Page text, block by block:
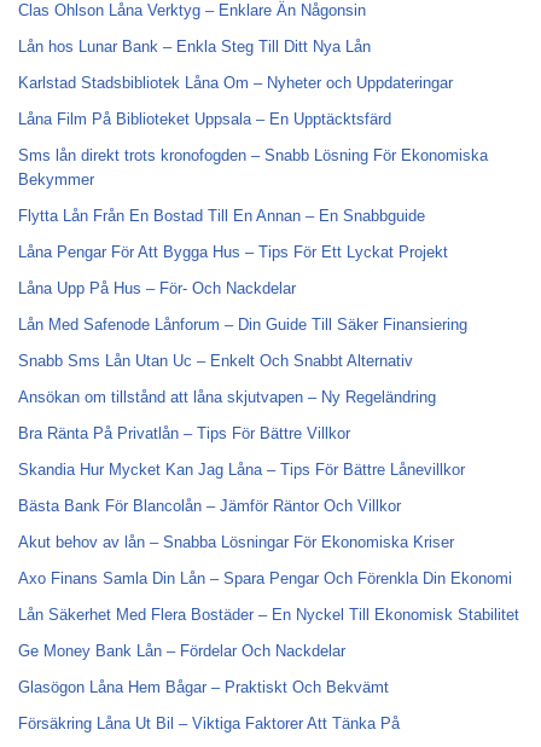
Clas Ohlson Låna Verktyg – Enklare Än Någonsin
Lån hos Lunar Bank – Enkla Steg Till Ditt Nya Lån
Karlstad Stadsbibliotek Låna Om – Nyheter och Uppdateringar
Låna Film På Biblioteket Uppsala – En Upptäcktsfärd
Sms lån direkt trots kronofogden – Snabb Lösning För Ekonomiska
Bekymmer
Flytta Lån Från En Bostad Till En Annan – En Snabbguide
Låna Pengar För Att Bygga Hus – Tips För Ett Lyckat Projekt
Låna Upp På Hus – För- Och Nackdelar
Lån Med Safenode Lånforum – Din Guide Till Säker Finansiering
Snabb Sms Lån Utan Uc – Enkelt Och Snabbt Alternativ
Ansökan om tillstånd att låna skjutvapen – Ny Regeländring
Bra Ränta På Privatlån – Tips För Bättre Villkor
Skandia Hur Mycket Kan Jag Låna – Tips För Bättre Lånevillkor
Bästa Bank För Blancolån – Jämför Räntor Och Villkor
Akut behov av lån – Snabba Lösningar För Ekonomiska Kriser
Axo Finans Samla Din Lån – Spara Pengar Och Förenkla Din Ekonomi
Lån Säkerhet Med Flera Bostäder – En Nyckel Till Ekonomisk Stabilitet
Ge Money Bank Lån – Fördelar Och Nackdelar
Glasögon Låna Hem Bågar – Praktiskt Och Bekvämt
Försäkring Låna Ut Bil – Viktiga Faktorer Att Tänka På